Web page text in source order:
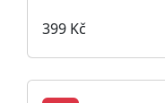
399 Kč